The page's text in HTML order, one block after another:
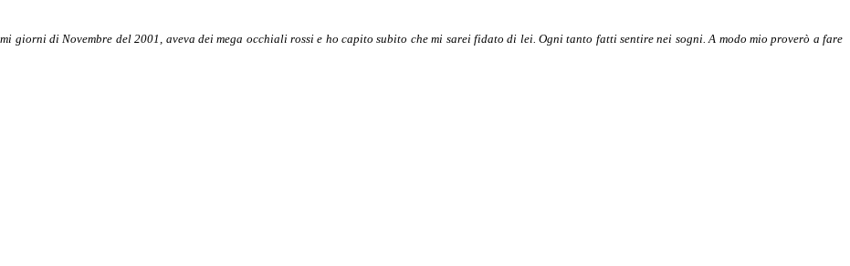
giorni di Novembre del 2001, aveva dei mega occhiali rossi e ho capito subito che mi sarei fidato di lei. Ogni tanto fatti sentire nei sogni. A modo mio proverò a fare